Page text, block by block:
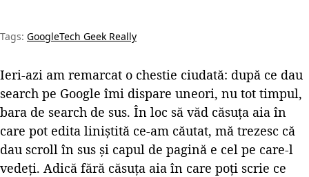
Tags: GoogleTech Geek Really
Ieri-azi am remarcat o chestie ciudată: după ce dau
search pe Google îmi dispare uneori, nu tot timpul,
bara de search de sus. În loc să văd căsuța aia în
care pot edita liniștită ce-am căutat, mă trezesc că
dau scroll în sus și capul de pagină e cel pe care-l
vedeți. Adică fără căsuța aia în care poți scrie ce